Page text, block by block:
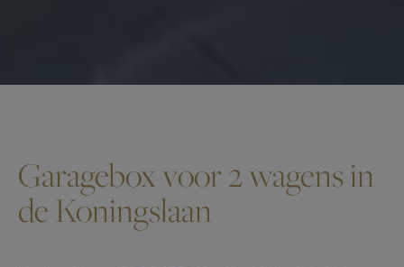
Garagebox voor 2 wagens in
de Koningslaan